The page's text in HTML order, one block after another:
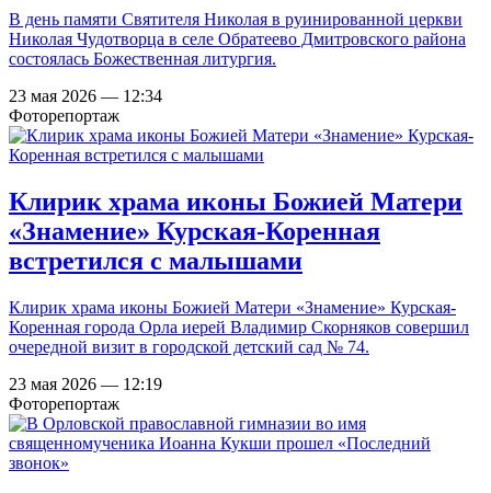
В день памяти Святителя Николая в руинированной церкви
Николая Чудотворца в селе Обратеево Дмитровского района
состоялась Божественная литургия.
23 мая 2026 — 12:34
Фоторепортаж
Клирик храма иконы Божией Матери
«Знамение» Курская-Коренная
встретился с малышами
Клирик храма иконы Божией Матери «Знамение» Курская-
Коренная города Орла иерей Владимир Скорняков совершил
очередной визит в городской детский сад № 74.
23 мая 2026 — 12:19
Фоторепортаж